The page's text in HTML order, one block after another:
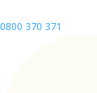
0800 370 371